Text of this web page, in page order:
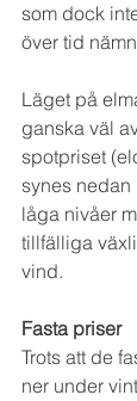
som dock
över tid
Läget på
ganska väl
spotpriset
synes
låga nivåer
tillfälliga
vind.
Fasta priser
Trots att de
ner under